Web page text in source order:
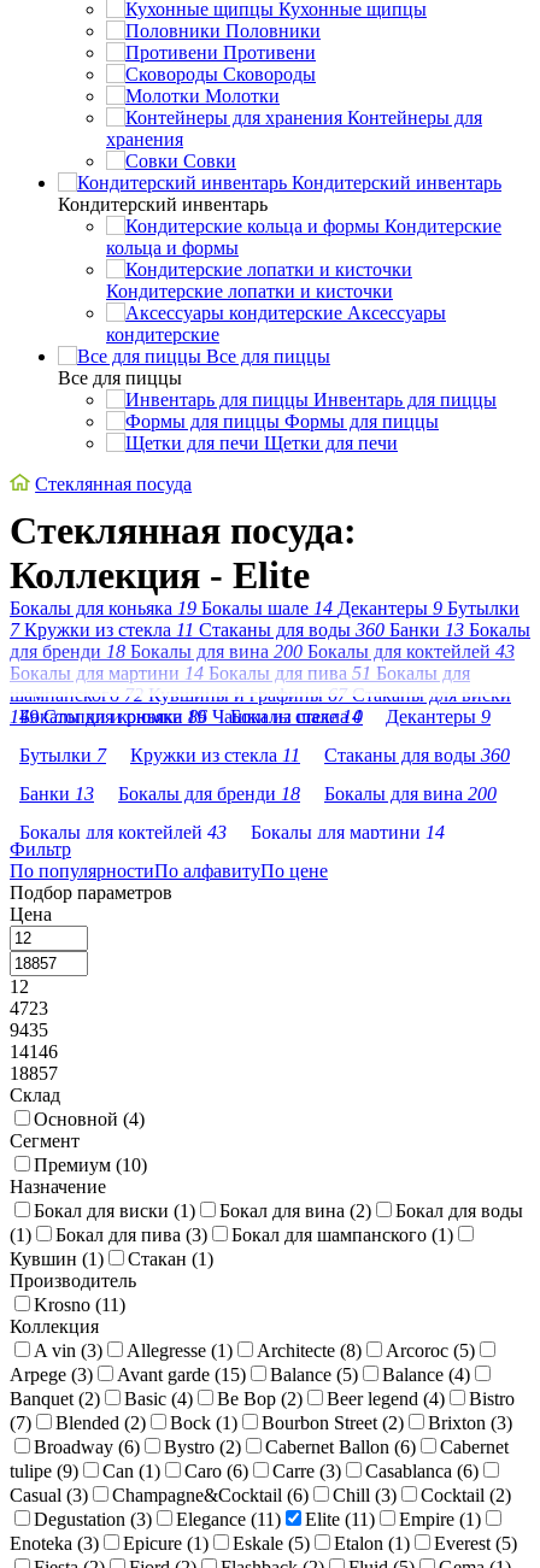
Кухонные щипцы
Половники
Противени
Сковороды
Молотки
Контейнеры для
хранения
Совки
Кондитерский инвентарь
Кондитерский инвентарь
Кондитерские
кольца и формы
Кондитерские лопатки и кисточки
Аксессуары
кондитерские
Все для пиццы
Все для пиццы
Инвентарь для пиццы
Формы для пиццы
Щетки для печи
Стеклянная посуда
Стеклянная посуда:
Коллекция - Elite
Бокалы для коньяка 19 Бокалы шале 14 Декантеры 9 Бутылки
7 Кружки из стекла 11 Стаканы для воды 360 Банки 13 Бокалы
для бренди 18 Бокалы для вина 200 Бокалы для коктейлей 43
Бокалы для мартини 14 Бокалы для пива 51 Бокалы для
шампанского 72 Кувшины и графины 67 Стаканы для виски
149 Стопки и рюмки 86 Чашки из стекла 0
Бокалы для коньяка 19 Бокалы шале 14 Декантеры 9
Бутылки 7 Кружки из стекла 11 Стаканы для воды 360
Банки 13 Бокалы для бренди 18 Бокалы для вина 200
Бокалы для коктейлей 43 Бокалы для мартини 14
Бокалы для пива 51 Бокалы для шампанского
Кувшины и графины
Стопки и рюмки
Фильтр
По популярностиПо алфавитуПо цене
Подбор параметров
Цена
12
4723
9435
14146
18857
Склад
Основной (4)
Сегмент
Премиум (10)
Назначение
Бокал для виски (1) Бокал для вина (2)
Бокал для воды
(1) Бокал для пива (3) Бокал для шампанского (1)
Кувшин (1) Стакан (1)
Производитель
Krosno (11)
Коллекция
A vin (3) Allegresse (1) Architecte (8) Arcoroc (5)
Arpege (3) Avant garde (15) Balance (5) Balance (4)
Banquet (2) Basic (4) Be Bop (2) Beer legend (4)
Bistro
(7) Blended (2) Bock (1) Bourbon Street (2) Brixton (3)
Broadway (6) Bystro (2) Cabernet Ballon (6)
Cabernet
tulipe (9) Can (1) Caro (6) Carre (3) Casablanca (6)
Casual (3) Champagne&Cocktail (6) Chill (3) Cocktail (2)
Degustation (3) Elegance (11) Elite (11) Empire (1)
Enoteka (3) Epicure (1) Eskale (5) Etalon (1) Everest (5)